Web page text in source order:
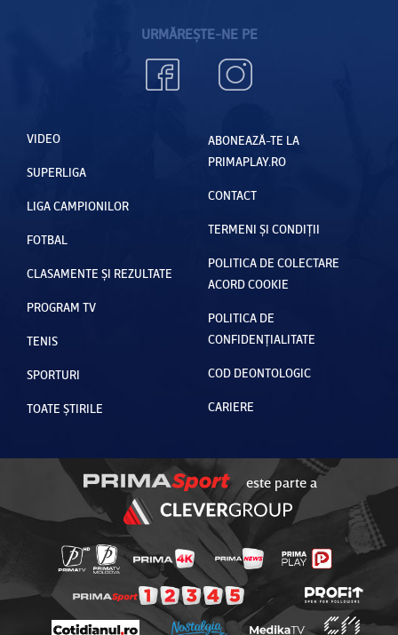
URMĂREȘTE-NE PE
VIDEO
SUPERLIGA
LIGA CAMPIONILOR
FOTBAL
CLASAMENTE ȘI REZULTATE
PROGRAM TV
TENIS
SPORTURI
TOATE ȘTIRILE
ABONEAZĂ-TE LA
PRIMAPLAY.RO
CONTACT
TERMENI ȘI CONDIȚII
POLITICA DE COLECTARE
ACORD COOKIE
POLITICA DE
CONFIDENȚIALITATE
COD DEONTOLOGIC
CARIERE
este parte a